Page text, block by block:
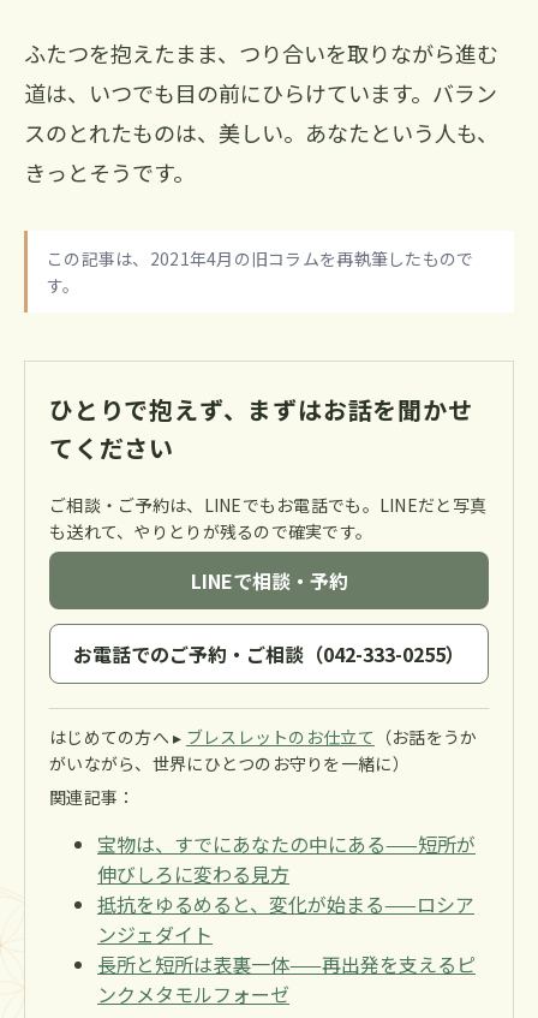
ふたつを抱えたまま、つり合いを取りながら進む
道は、いつでも目の前にひらけています。バラン
スのとれたものは、美しい。あなたという人も、
きっとそうです。
この記事は、2021年4月の旧コラムを再執筆したもので
す。
ひとりで抱えず、まずはお話を聞かせ
てください
ご相談・ご予約は、LINEでもお電話でも。LINEだと写真
も送れて、やりとりが残るので確実です。
LINEで相談・予約
お電話でのご予約・ご相談（042-333-0255）
はじめての方へ ▸ ブレスレットのお仕立て （お話をうか
がいながら、世界にひとつのお守りを一緒に）
関連記事：
宝物は、すでにあなたの中にある——短所が
伸びしろに変わる見方
抵抗をゆるめると、変化が始まる——ロシア
ンジェダイト
長所と短所は表裏一体——再出発を支えるピ
ンクメタモルフォーゼ